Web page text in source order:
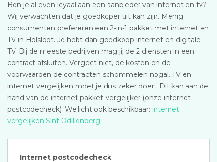
Ben je al even loyaal aan een aanbieder van internet en tv?
Wij verwachten dat je goedkoper uit kan zijn. Menig
consumenten prefereren een 2-in-1 pakket met internet en
TV in Holsloot. Je hebt dan goedkoop internet en digitale
TV. Bij de meeste bedrijven mag jij de 2 diensten in een
contract afsluiten. Vergeet niet, de kosten en de
voorwaarden de contracten schommelen nogal. TV en
internet vergelijken moet je dus zeker doen. Dit kan aan de
hand van de internet pakket-vergelijker (onze internet
postcodecheck). Wellicht ook beschikbaar: internet
vergelijken Sint Odiliënberg.
Internet postcodecheck